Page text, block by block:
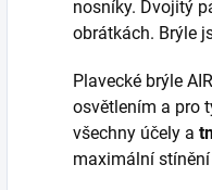
nosníky. Dvojitý
obrátkách. Brýle
Plavecké brýle
osvětlením a pro
všechny účely a
maximální